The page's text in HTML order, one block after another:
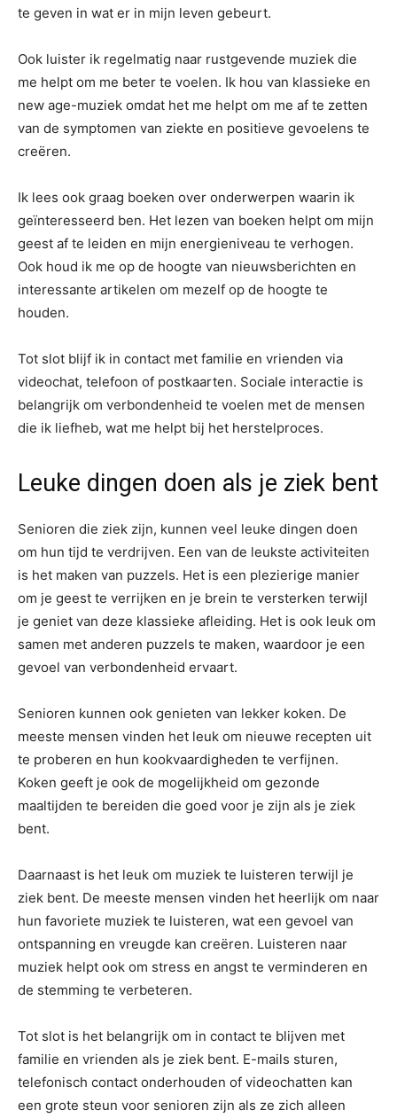
te geven in wat er in mijn leven gebeurt.
Ook luister ik regelmatig naar rustgevende muziek die
me helpt om me beter te voelen. Ik hou van klassieke en
new age-muziek omdat het me helpt om me af te zetten
van de symptomen van ziekte en positieve gevoelens te
creëren.
Ik lees ook graag boeken over onderwerpen waarin ik
geïnteresseerd ben. Het lezen van boeken helpt om mijn
geest af te leiden en mijn energieniveau te verhogen.
Ook houd ik me op de hoogte van nieuwsberichten en
interessante artikelen om mezelf op de hoogte te
houden.
Tot slot blijf ik in contact met familie en vrienden via
videochat, telefoon of postkaarten. Sociale interactie is
belangrijk om verbondenheid te voelen met de mensen
die ik liefheb, wat me helpt bij het herstelproces.
Leuke dingen doen als je ziek bent
Senioren die ziek zijn, kunnen veel leuke dingen doen
om hun tijd te verdrijven. Een van de leukste activiteiten
is het maken van puzzels. Het is een plezierige manier
om je geest te verrijken en je brein te versterken terwijl
je geniet van deze klassieke afleiding. Het is ook leuk om
samen met anderen puzzels te maken, waardoor je een
gevoel van verbondenheid ervaart.
Senioren kunnen ook genieten van lekker koken. De
meeste mensen vinden het leuk om nieuwe recepten uit
te proberen en hun kookvaardigheden te verfijnen.
Koken geeft je ook de mogelijkheid om gezonde
maaltijden te bereiden die goed voor je zijn als je ziek
bent.
Daarnaast is het leuk om muziek te luisteren terwijl je
ziek bent. De meeste mensen vinden het heerlijk om naar
hun favoriete muziek te luisteren, wat een gevoel van
ontspanning en vreugde kan creëren. Luisteren naar
muziek helpt ook om stress en angst te verminderen en
de stemming te verbeteren.
Tot slot is het belangrijk om in contact te blijven met
familie en vrienden als je ziek bent. E-mails sturen,
telefonisch contact onderhouden of videochatten kan
een grote steun voor senioren zijn als ze zich alleen